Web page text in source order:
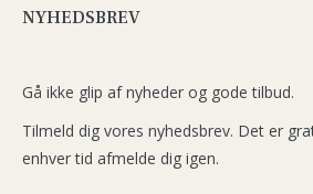
NYHEDSBREV
Gå ikke glip af nyheder og gode tilbud.
Tilmeld dig vores nyhedsbrev. Det er
enhver tid afmelde dig igen.